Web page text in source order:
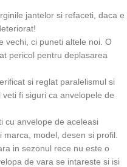
jantelor si refaceti, daca e
vechi, ci puneti altele noi. O
pericol pentru deplasarea
si reglat paralelismul si
fi siguri ca anvelopele de
cu anvelope de aceleasi
model, desen si profil.
in sezonul rece nu este o
de vara se intareste si isi